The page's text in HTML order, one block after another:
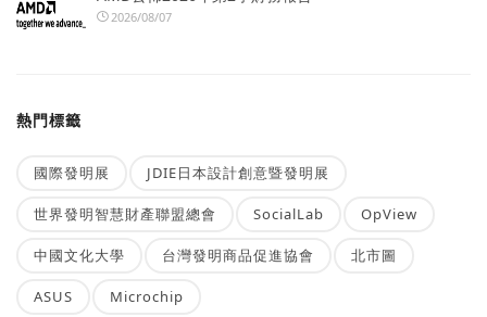
2026/08/07
熱門標籤
國際發明展 JDIE日本設計創意暨發明展
世界發明智慧財產聯盟總會 SocialLab OpView
中國文化大學 台灣發明商品促進協會 北市圖
ASUS Microchip